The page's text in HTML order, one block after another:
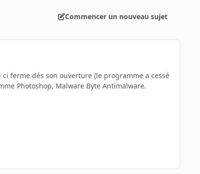
Commencer un nouveau sujet
ferme dés son ouverture (le programme a cessé
Photoshop, Malware Byte Antimalware.